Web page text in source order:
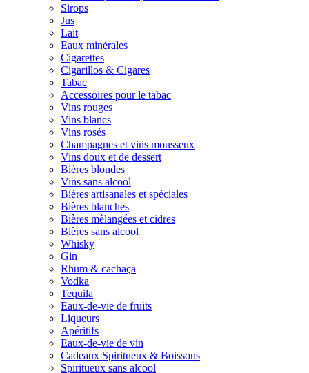
Sirops
Jus
Lait
Eaux minérales
Cigarettes
Cigarillos & Cigares
Tabac
Accessoires pour le tabac
Vins rouges
Vins blancs
Vins rosés
Champagnes et vins mousseux
Vins doux et de dessert
Bières blondes
Vins sans alcool
Bières artisanales et spéciales
Bières blanches
Bières mèlangées et cidres
Bières sans alcool
Whisky
Gin
Rhum & cachaça
Vodka
Tequila
Eaux-de-vie de fruits
Liqueurs
Apéritifs
Eaux-de-vie de vin
Cadeaux Spiritueux & Boissons
Spiritueux sans alcool